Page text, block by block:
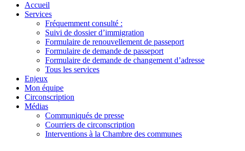
Accueil
Services
Fréquemment consulté :
Suivi de dossier d’immigration
Formulaire de renouvellement de passeport
Formulaire de demande de passeport
Formulaire de demande de changement d’adresse
Tous les services
Enjeux
Mon équipe
Circonscription
Médias
Communiqués de presse
Courriers de circonscription
Interventions à la Chambre des communes